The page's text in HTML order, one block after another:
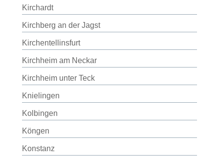
Kirchardt
Kirchberg an der Jagst
Kirchentellinsfurt
Kirchheim am Neckar
Kirchheim unter Teck
Knielingen
Kolbingen
Köngen
Konstanz